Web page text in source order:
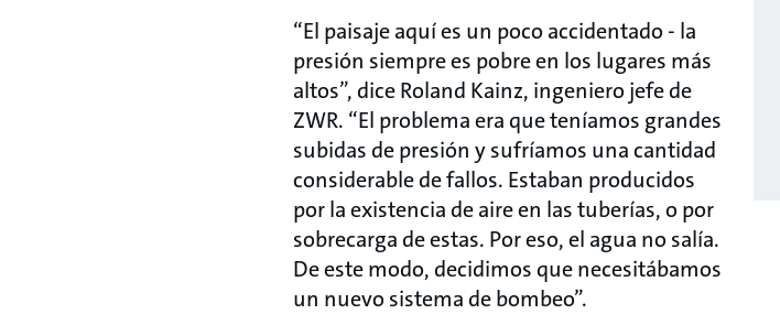
“El paisaje aquí es un poco accidentado - la
presión siempre es pobre en los lugares más
altos”, dice Roland Kainz, ingeniero jefe de
ZWR. “El problema era que teníamos grandes
subidas de presión y sufríamos una cantidad
considerable de fallos. Estaban producidos
por la existencia de aire en las tuberías, o por
sobrecarga de estas. Por eso, el agua no salía.
De este modo, decidimos que necesitábamos
un nuevo sistema de bombeo”.